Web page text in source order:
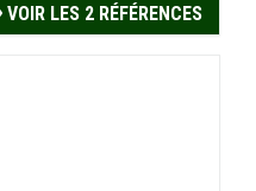
VOIR LES 2 RÉFÉRENCES